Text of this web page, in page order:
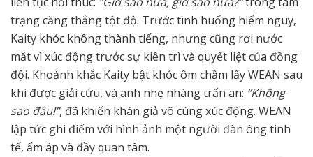
trạng căng thẳng tột độ. Trước tình huống hiểm nguy,
Kaity khóc không thành tiếng, nhưng cũng rơi nước
mắt vì xúc động trước sự kiên trì và quyết liệt của đồng
đội. Khoảnh khắc Kaity bật khóc ôm chầm lấy WEAN sau
khi được giải cứu, và anh nhẹ nhàng trấn an: “Không
sao đâu!”, đã khiến khán giả vô cùng xúc động. WEAN
lập tức ghi điểm với hình ảnh một người đàn ông tinh
tế, ấm áp và đầy quan tâm.